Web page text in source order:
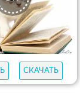
СКАЧАТЬ